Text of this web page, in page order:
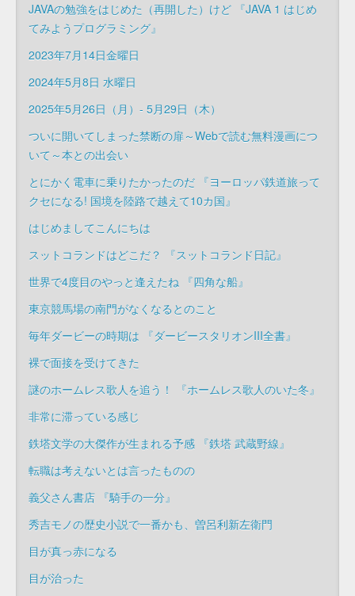
JAVAの勉強をはじめた（再開した）けど 『JAVA 1 はじめ
てみようプログラミング』
2023年7月14日金曜日
2024年5月8日 水曜日
2025年5月26日（月）- 5月29日（木）
ついに開いてしまった禁断の扉～Webで読む無料漫画につ
いて～本との出会い
とにかく電車に乗りたかったのだ 『ヨーロッパ鉄道旅って
クセになる! 国境を陸路で越えて10カ国』
はじめましてこんにちは
スットコランドはどこだ？ 『スットコランド日記』
世界で4度目のやっと逢えたね 『四角な船』
東京競馬場の南門がなくなるとのこと
毎年ダービーの時期は 『ダービースタリオンIII全書』
裸で面接を受けてきた
謎のホームレス歌人を追う！ 『ホームレス歌人のいた冬』
非常に滞っている感じ
鉄塔文学の大傑作が生まれる予感 『鉄塔 武蔵野線』
転職は考えないとは言ったものの
義父さん書店 『騎手の一分』
秀吉モノの歴史小説で一番かも、曽呂利新左衛門
目が真っ赤になる
目が治った